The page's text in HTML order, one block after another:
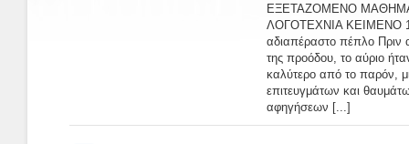
ΕΞΕΤΑΖΟΜΕΝΟ
ΛΟΓΟΤΕΧΝΙΑ ΚΕΙΜΕΝΟ 1
αδιαπέραστο πέπλο Πριν
της προόδου, το αύριο
καλύτερο από το παρόν,
επιτευγμάτων και
αφηγήσεων [...]